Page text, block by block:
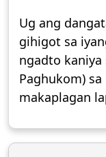
Ug ang
gihigot sa
ngadto kaniya
Paghukom)
makaplagan